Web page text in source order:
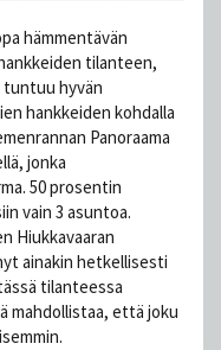
hämmentävän
tilanteen,
tuntuu hyvän
hankkeiden kohdalla
Panoraama
jonka
50 prosentin
vain 3 asuntoa.
Hiukkavaaran
ainakin hetkellisesti
tilanteessa
mahdollistaa, että joku